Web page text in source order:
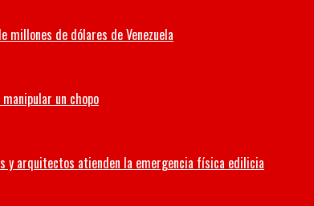
millones de dólares de Venezuela
un chopo
y arquitectos atienden la emergencia física edilicia